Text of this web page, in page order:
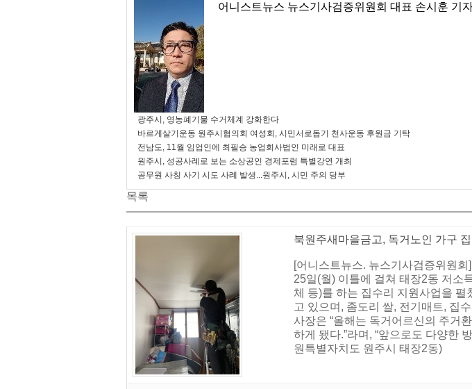
어니스트뉴스 뉴스기사검증위원회 대표 손시훈 기
광주시, 영농폐기물 수거체계 강화한다
바르게살기운동 원주시협의회 여성회, 시민서로돕기 천사운동 후원금 기탁
전남도, 11월 임업인에 최필승 농업회사법인 미래로 대표
원주시, 성공사례로 보는 소상공인 경제포럼 특별강연 개최
공무원 사칭 사기 시도 사례 발생...원주시, 시민 주의 당부
목록
북원주새마을금고, 독거노인 가구
[어니스트뉴스. 뉴스기사검증위원
25일(월) 이틀에 걸쳐 태장2동 저소
체 등)를 하는 집수리 지원사업을
고 있으며, 좀도리 쌀, 전기매트, 집
사장은 “올해는 독거어르신의 주거
하게 됐다.”라며, “앞으로도 다양한
원특별자치도 원주시 태장2동)